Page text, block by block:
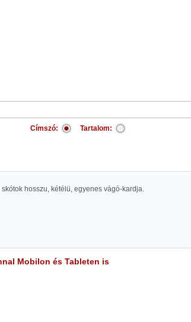
Címszó: Tartalom:
hosszu, kétélü, egyenes vágó-kardja.
Mobilon és Tableten is